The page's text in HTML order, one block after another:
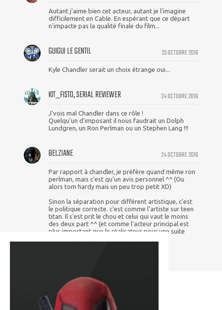
Autant j'aime bien cet acteur, autant je l'imagine
difficilement en Cable. En espérant que ce départ
n'impacte pas la qualité finale du film...
25 OCTOBRE 2016
GUIGUI LE GENTIL
Kyle Chandler serait un choix étrange oui...
24 OCTOBRE 2016
KIT_FISTO, SERIAL REVIEWER
J'vois mal Chandler dans ce rôle !
Quelqu'un d'imposant il nous faudrait un Dolph
Lundgren, un Ron Perlman ou un Stephen Lang !!!
24 OCTOBRE 2016
BELZIANE
Par rapport à chandler, je préfère quand même ron
perlman, mais c'est qu'un avis personnel ^^ (Ou
alors tom hardy mais un peu trop petit XD)
Sinon la séparation pour différent artistique, c'est
le politique correcte. c'est comme l'artiste sur teen
titan. Il s'est prit le chou et celui qui vaut le moins
des deux part ^^ (et comme l'acteur principal est
plus important que le réalisateur pour une suite